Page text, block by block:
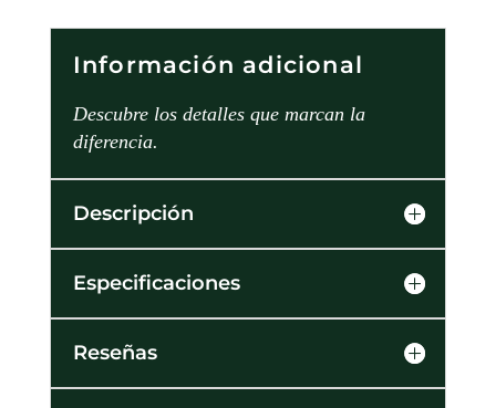
Información adicional
Descubre los detalles que marcan la
diferencia.
Descripción
Especificaciones
Reseñas